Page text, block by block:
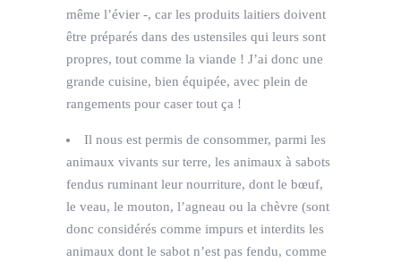
même l’évier -, car les produits laitiers doivent
être préparés dans des ustensiles qui leurs sont
propres, tout comme la viande ! J’ai donc une
grande cuisine, bien équipée, avec plein de
rangements pour caser tout ça !
Il nous est permis de consommer, parmi les
animaux vivants sur terre, les animaux à sabots
fendus ruminant leur nourriture, dont le bœuf,
le veau, le mouton, l’agneau ou la chèvre (sont
donc considérés comme impurs et interdits les
animaux dont le sabot n’est pas fendu, comme